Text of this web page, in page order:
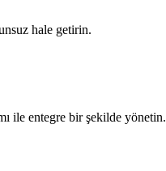
hale getirin.
ile entegre bir şekilde yönetin.